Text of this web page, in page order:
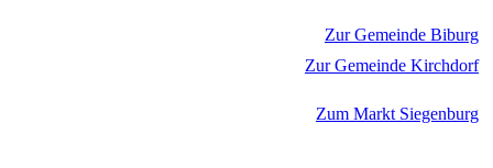
Zur Gemeinde Biburg
Zur Gemeinde Kirchdorf
Zum Markt Siegenburg